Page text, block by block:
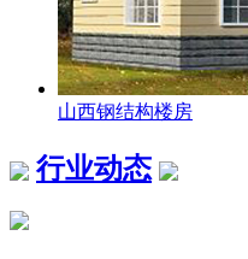
山西钢结构楼房
行业动态